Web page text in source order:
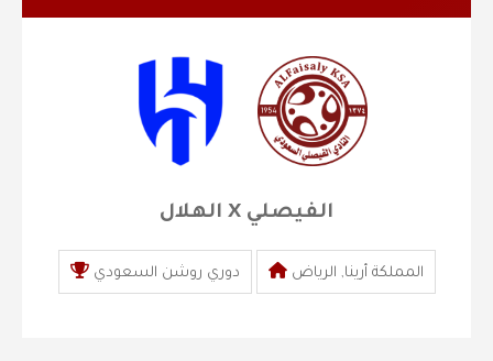
الهلال X الفيصلي
دوري روشن السعودي المملكة أرينا, الرياض